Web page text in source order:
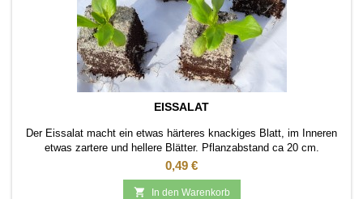
EISSALAT
Der Eissalat macht ein etwas härteres knackiges Blatt, im Inneren
etwas zartere und hellere Blätter. Pflanzabstand ca 20 cm.
Pflanzung im Freiland.
Preis
0,49 €
 In den Warenkorb